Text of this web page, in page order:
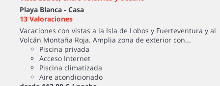
Playa Blanca - Casa
13 Valoraciones
Vacaciones con vistas a la Isla de Lobos y Fuerteventura y al
Volcán Montaña Roja. Amplia zona de exterior con...
Piscina privada
Acceso Internet
Piscina climatizada
Aire acondicionado